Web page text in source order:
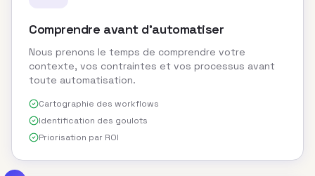
Comprendre avant d'automatiser
Nous prenons le temps de comprendre votre
contexte, vos contraintes et vos processus avant
toute automatisation.
Cartographie des workflows
Identification des goulots
Priorisation par ROI